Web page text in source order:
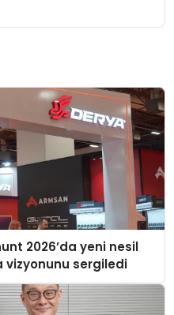
2026’da yeni nesil
vizyonunu sergiledi